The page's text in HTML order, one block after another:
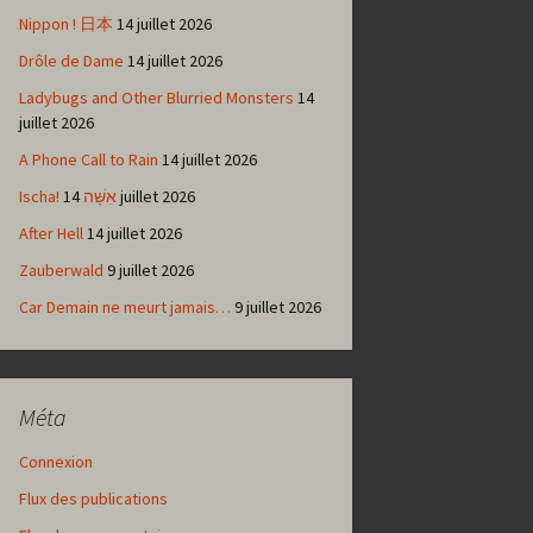
Nippon ! 日本 14 juillet 2026
Drôle de Dame 14 juillet 2026
Ladybugs and Other Blurried Monsters 14
juillet 2026
A Phone Call to Rain 14 juillet 2026
Ischa! אִשָּׁה14 juillet 2026
After Hell14 juillet 2026
Zauberwald 9 juillet 2026
Car Demain ne meurt jamais… 9 juillet 2026
Méta
Connexion
Flux des publications